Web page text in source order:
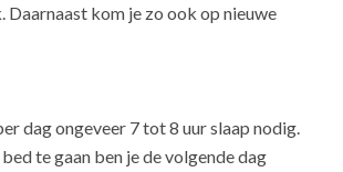
Daarnaast kom je zo ook op nieuwe
dag ongeveer 7 tot 8 uur slaap nodig.
te gaan ben je de volgende dag